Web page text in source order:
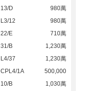
13/D
980萬
L3/12
980萬
22/E
710萬
31/B
1,230萬
L4/37
1,230萬
CPL4/1A
500,000
10/B
1,030萬